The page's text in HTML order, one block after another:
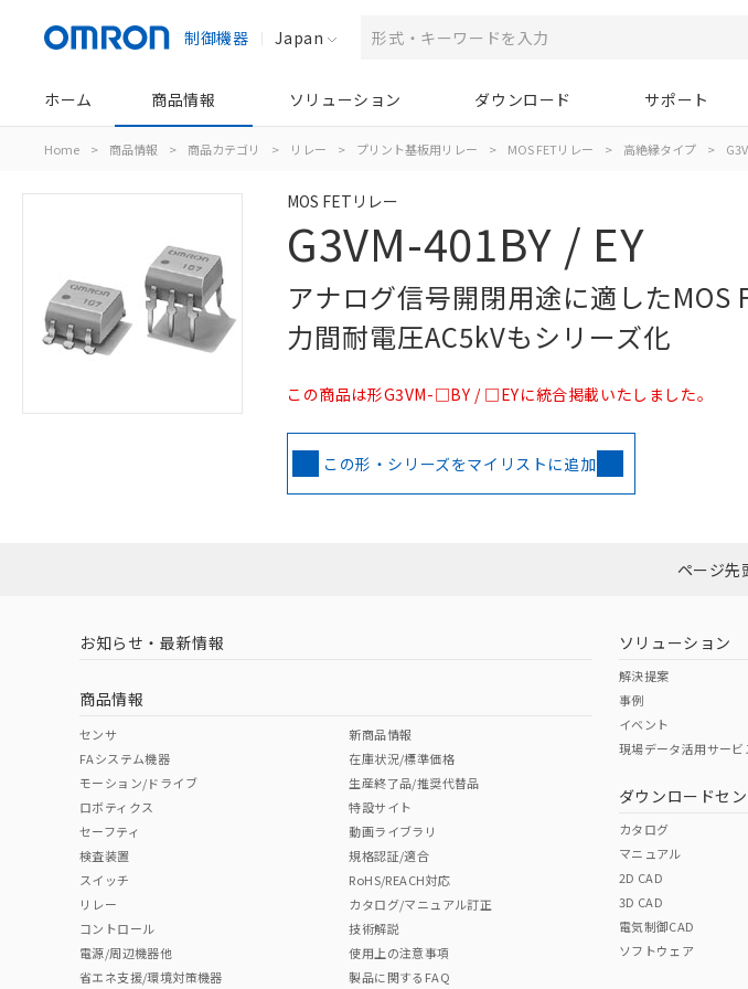
制御機器 Japan
ホーム 商品情報 ソリューション ダウンロード サポート
Home > 商品情報 > 商品カテゴリ > リレー > プリント基板用リレー > MOS FETリレー > 高絶縁タイプ >
MOS FETリレー
G3VM-401BY / EY
アナログ信号開閉用途に適したMOS
力間耐電圧AC5kVもシリーズ化
この商品は形G3VM-□BY / □EYに統合掲載いたしました。
この形・シリーズをマイリストに追加
ページ先
お知らせ・最新情報
商品情報
センサ
FAシステム機器
モーション/ドライブ
ロボティクス
セーフティ
検査装置
スイッチ
リレー
コントロール
電源/周辺機器他
省エネ支援/環境対策機器
新商品情報
在庫状況/標準価格
生産終了品/推奨代替品
特設サイト
動画ライブラリ
規格認証/適合
RoHS/REACH対応
カタログ/マニュアル訂正
技術解説
使用上の注意事項
製品に関するFAQ
ソリューション
解決提案
事例
イベント
現場データ活用サービ
ダウンロードセ
カタログ
マニュアル
2D CAD
3D CAD
電気制御CAD
ソフトウェア